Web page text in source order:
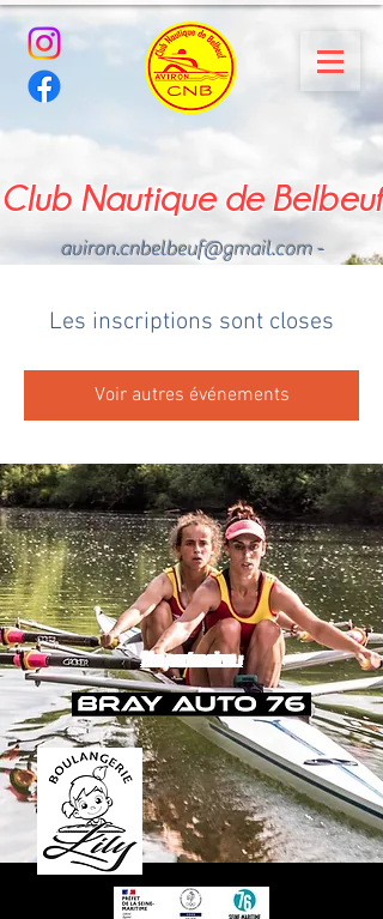
Club Nautique de Belbeuf
aviron.cnbelbeuf@gmail.com-
Les inscriptions sont closes
Voir autres événements
Nos partenaires :